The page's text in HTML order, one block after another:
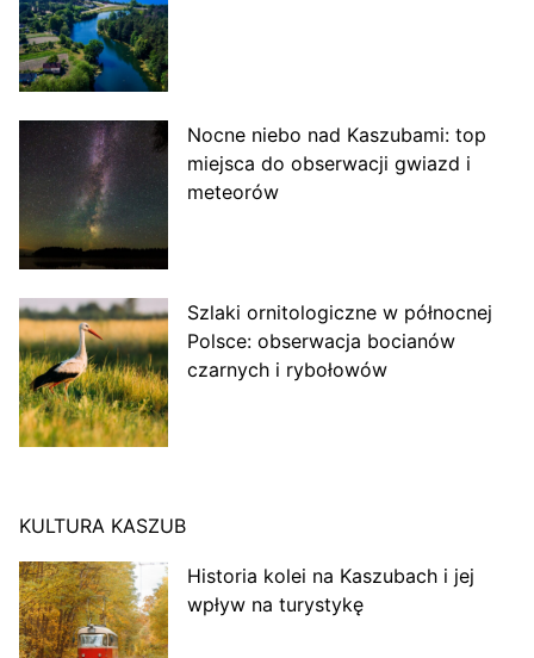
Nocne niebo nad Kaszubami: top
miejsca do obserwacji gwiazd i
meteorów
Szlaki ornitologiczne w północnej
Polsce: obserwacja bocianów
czarnych i rybołowów
KULTURA KASZUB
Historia kolei na Kaszubach i jej
wpływ na turystykę